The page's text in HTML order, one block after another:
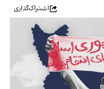
اشتراک‌گذاری